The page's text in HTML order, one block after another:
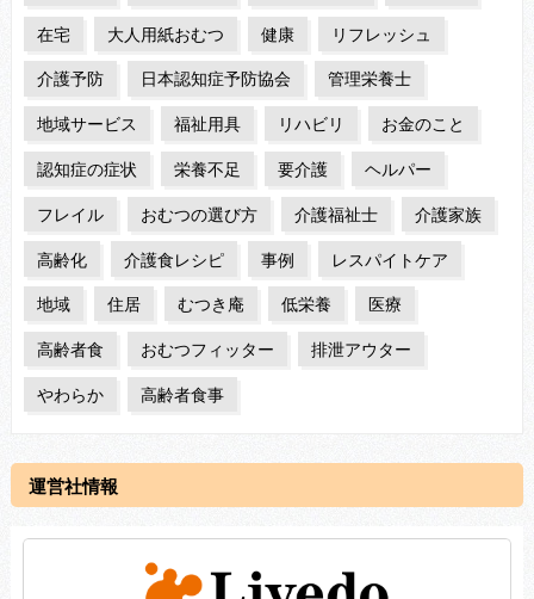
在宅 大人用紙おむつ 健康 リフレッシュ
介護予防 日本認知症予防協会 管理栄養士
地域サービス 福祉用具 リハビリ お金のこと
認知症の症状 栄養不足 要介護 ヘルパー
フレイル おむつの選び方 介護福祉士 介護家族
高齢化 介護食レシピ 事例 レスパイトケア
地域 住居 むつき庵 低栄養 医療
高齢者食 おむつフィッター 排泄アウター
やわらか 高齢者食事
運営社情報